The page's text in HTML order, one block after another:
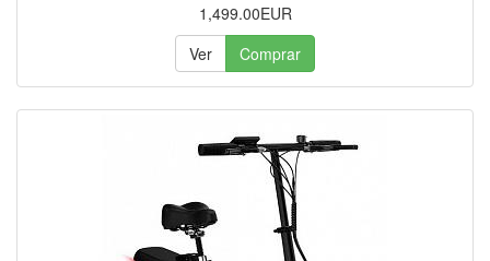
1,499.00EUR
Ver
Comprar